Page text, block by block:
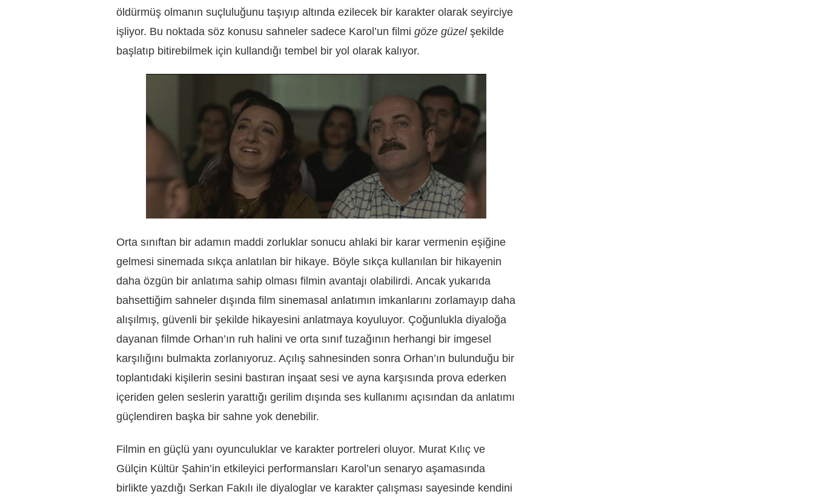
öldürmüş olmanın suçluluğunu taşıyıp altında ezilecek bir karakter olarak seyirciye
işliyor. Bu noktada söz konusu sahneler sadece Karol’un filmi göze güzelşekilde
başlatıp bitirebilmek için kullandığı tembel bir yol olarak kalıyor.
Orta sınıftan bir adamın maddi zorluklar sonucu ahlaki bir karar vermenin eşiğine
gelmesi sinemada sıkça anlatılan bir hikaye. Böyle sıkça kullanılan bir hikayenin
daha özgün bir anlatıma sahip olması filmin avantajı olabilirdi. Ancak yukarıda
bahsettiğim sahneler dışında film sinemasal anlatımın imkanlarını zorlamayıp daha
alışılmış, güvenli bir şekilde hikayesini anlatmaya koyuluyor. Çoğunlukla diyaloğa
dayanan filmde Orhan’ın ruh halini ve orta sınıf tuzağının herhangi bir imgesel
karşılığını bulmakta zorlanıyoruz. Açılış sahnesinden sonra Orhan’ın bulunduğu bir
toplantıdaki kişilerin sesini bastıran inşaat sesi ve ayna karşısında prova ederken
içeriden gelen seslerin yarattığı gerilim dışında ses kullanımı açısından da anlatımı
güçlendiren başka bir sahne yok denebilir.
Filmin en güçlü yanı oyunculuklar ve karakter portreleri oluyor. Murat Kılıç ve
Gülçin Kültür Şahin’in etkileyici performansları Karol’un senaryo aşamasında
birlikte yazdığı Serkan Fakılı ile diyaloglar ve karakter çalışması sayesinde kendini